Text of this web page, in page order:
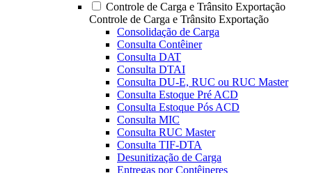
Controle de Carga e Trânsito Exportação
Controle de Carga e Trânsito Exportação
Consolidação de Carga
Consulta Contêiner
Consulta DAT
Consulta DTAI
Consulta DU-E, RUC ou RUC Master
Consulta Estoque Pré ACD
Consulta Estoque Pós ACD
Consulta MIC
Consulta RUC Master
Consulta TIF-DTA
Desunitização de Carga
Entregas por Contêineres